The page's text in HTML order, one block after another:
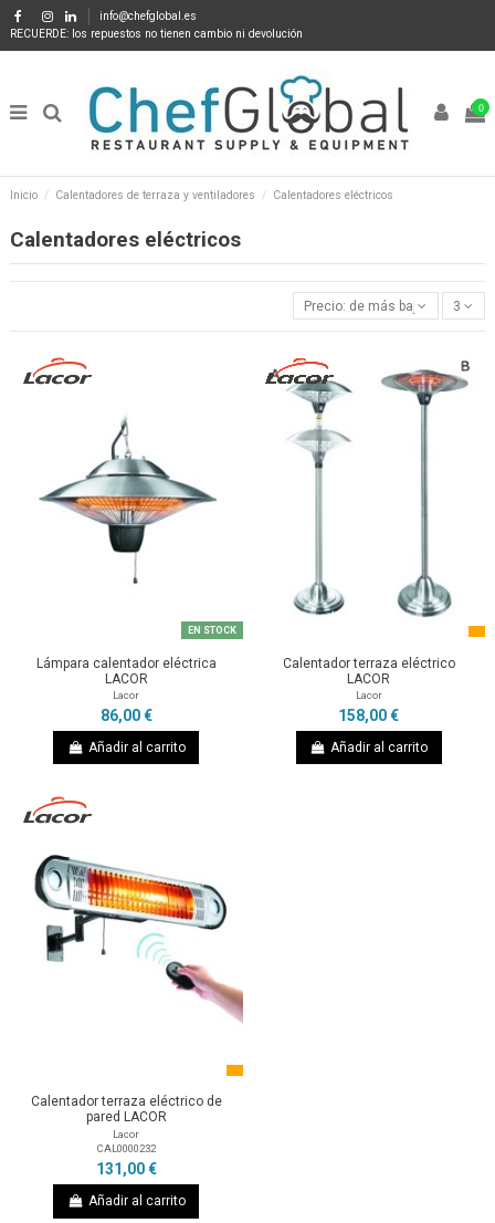
info@chefglobal.es
RECUERDE: los repuestos no tienen cambio ni devolución
0
Inicio Calentadores de terraza y ventiladores Calentadores eléctricos
Calentadores eléctricos
Precio: de más bajo a más alto
3
EN STOCK
Lámpara calentador eléctrica
LACOR
Lacor
86,00 €
Añadir al carrito
Calentador terraza eléctrico
LACOR
Lacor
158,00 €
Añadir al carrito
Calentador terraza eléctrico de
pared LACOR
Lacor
CAL0000232
131,00 €
Añadir al carrito